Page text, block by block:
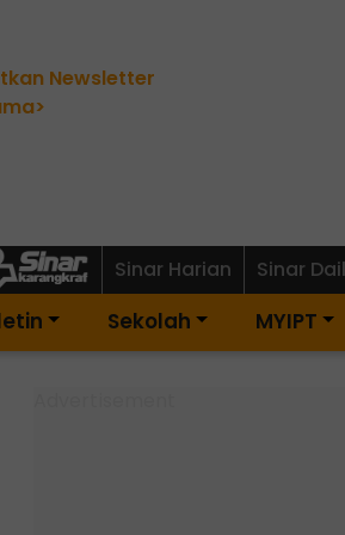
Newsletter
Sinar Harian Sinar
Sekolah MYIPT